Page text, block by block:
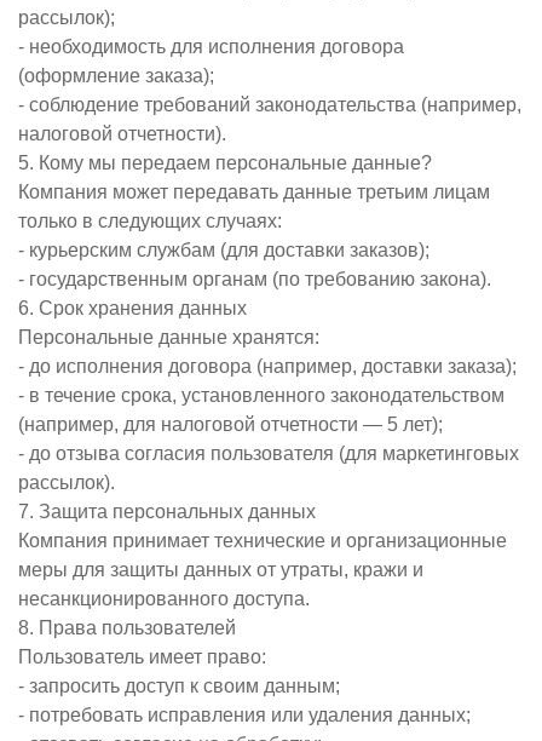
рассылок);
- необходимость для исполнения договора
(оформление заказа);
- соблюдение требований законодательства (например,
налоговой отчетности).
5. Кому мы передаем персональные данные?
Компания может передавать данные третьим лицам
только в следующих случаях:
- курьерским службам (для доставки заказов);
- государственным органам (по требованию закона).
6. Срок хранения данных
Персональные данные хранятся:
- до исполнения договора (например, доставки заказа);
- в течение срока, установленного законодательством
(например, для налоговой отчетности — 5 лет);
- до отзыва согласия пользователя (для маркетинговых
рассылок).
7. Защита персональных данных
Компания принимает технические и организационные
меры для защиты данных от утраты, кражи и
несанкционированного доступа.
8. Права пользователей
Пользователь имеет право:
- запросить доступ к своим данным;
- потребовать исправления или удаления данных;